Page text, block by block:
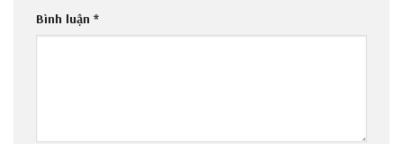
Bình luận *